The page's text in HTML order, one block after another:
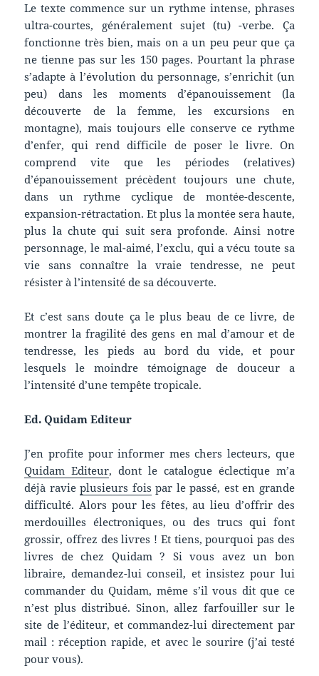
Le texte commence sur un rythme intense, phrases
ultra-courtes, généralement sujet (tu) -verbe. Ça
fonctionne très bien, mais on a un peu peur que ça
ne tienne pas sur les 150 pages. Pourtant la phrase
s’adapte à l’évolution du personnage, s’enrichit (un
peu) dans les moments d’épanouissement (la
découverte de la femme, les excursions en
montagne), mais toujours elle conserve ce rythme
d’enfer, qui rend difficile de poser le livre. On
comprend vite que les périodes (relatives)
d’épanouissement précèdent toujours une chute,
dans un rythme cyclique de montée-descente,
expansion-rétractation. Et plus la montée sera haute,
plus la chute qui suit sera profonde. Ainsi notre
personnage, le mal-aimé, l’exclu, qui a vécu toute sa
vie sans connaître la vraie tendresse, ne peut
résister à l’intensité de sa découverte.
Et c’est sans doute ça le plus beau de ce livre, de
montrer la fragilité des gens en mal d’amour et de
tendresse, les pieds au bord du vide, et pour
lesquels le moindre témoignage de douceur a
l’intensité d’une tempête tropicale.
Ed. Quidam Editeur
J’en profite pour informer mes chers lecteurs, que
Quidam Editeur, dont le catalogue éclectique m’a
déjà ravieplusieurs fois par le passé, est en grande
difficulté. Alors pour les fêtes, au lieu d’offrir des
merdouilles électroniques, ou des trucs qui font
grossir, offrez des livres ! Et tiens, pourquoi pas des
livres de chez Quidam ? Si vous avez un bon
libraire, demandez-lui conseil, et insistez pour lui
commander du Quidam, même s’il vous dit que ce
n’est plus distribué. Sinon, allez farfouiller sur le
site de l’éditeur, et commandez-lui directement par
mail : réception rapide, et avec le sourire (j’ai testé
pour vous).